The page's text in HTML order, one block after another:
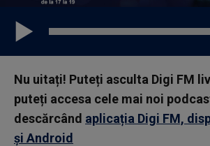
Nu uitați! Puteți asculta Digi FM
puteți accesa cele mai noi
descărcând aplicația Digi FM,
și Android